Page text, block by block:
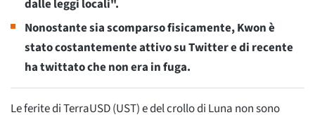
dalle leggi locali".
Nonostante sia scomparso fisicamente, Kwon è
stato costantemente attivo su Twitter e di recente
ha twittato che non era in fuga.
Le ferite di TerraUSD (UST) e del crollo di Luna non sono